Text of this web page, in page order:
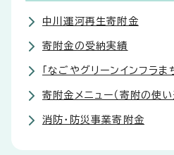
中川運河再生寄附金
寄附金の受納実績
「なごやグリーンインフラま
寄附金メニュー（寄附の使い
消防・防災事業寄附金